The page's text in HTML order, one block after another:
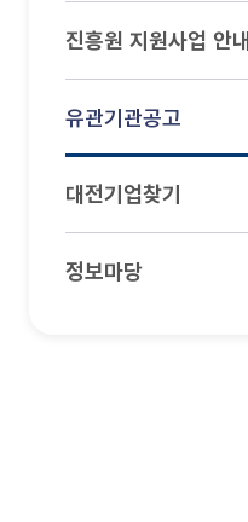
진흥원 지원사업 안내
유관기관공고
대전기업찾기
정보마당